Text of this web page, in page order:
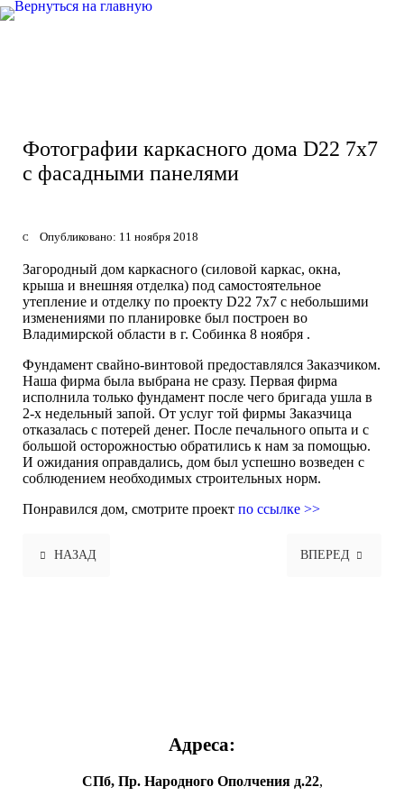
Фотографии каркасного дома D22 7х7
с фасадными панелями
Опубликовано: 11 ноября 2018
Загородный дом каркасного (силовой каркас, окна,
крыша и внешняя отделка) под самостоятельное
утепление и отделку по проекту D22 7х7 с небольшими
изменениями по планировке был построен во
Владимирской области в г. Собинка 8 ноября .
Фундамент свайно-винтовой предоставлялся Заказчиком.
Наша фирма была выбрана не сразу. Первая фирма
исполнила только фундамент после чего бригада ушла в
2-х недельный запой. От услуг той фирмы Заказчица
отказалась с потерей денег. После печального опыта и с
большой осторожностью обратились к нам за помощью.
И ожидания оправдались, дом был успешно возведен с
соблюдением необходимых строительных норм.
Понравился дом, смотрите проект по ссылке >>
НАЗАД ВПЕРЕД
Адреса:
СПб, Пр. Народного Ополчения д.22,